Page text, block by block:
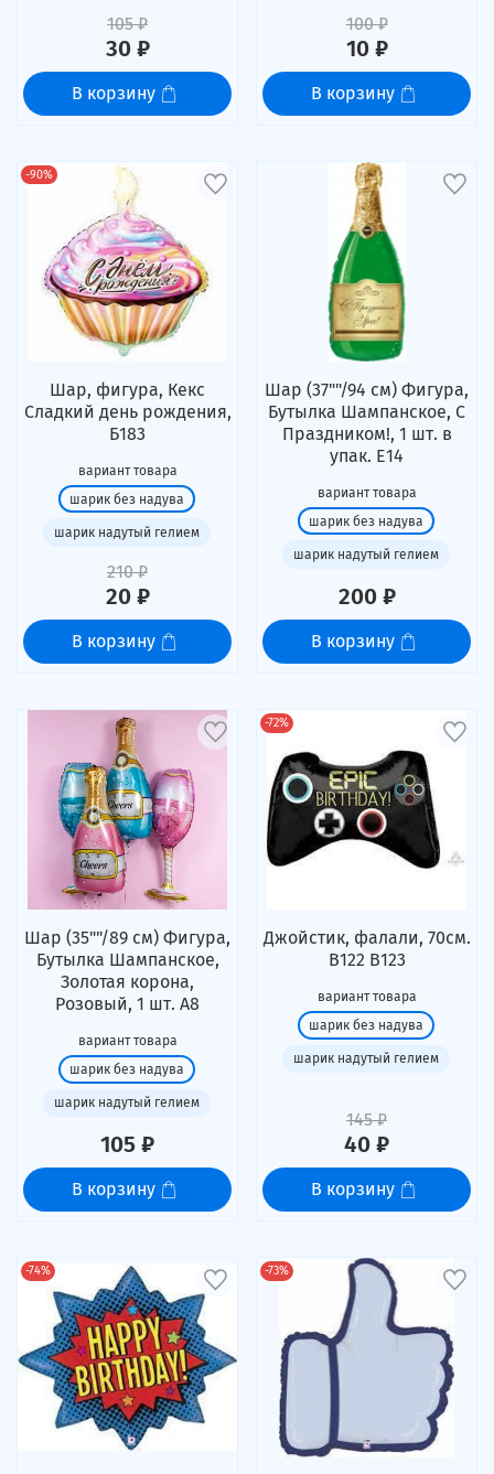
105 ₽
30 ₽
В корзину
100 ₽
10 ₽
В корзину
-90%
Шар, фигура, Кекс
Сладкий день рождения,
Б183
вариант товара
шарик без надува
шарик надутый гелием
210 ₽
20 ₽
В корзину
Шар (37""/94 см) Фигура,
Бутылка Шампанское, С
Праздником!, 1 шт. в
упак. Е14
вариант товара
шарик без надува
шарик надутый гелием
200 ₽
В корзину
Шар (35""/89 см) Фигура,
Бутылка Шампанское,
Золотая корона,
Розовый, 1 шт. А8
вариант товара
шарик без надува
шарик надутый гелием
105 ₽
В корзину
-72%
Джойстик, фалали, 70см.
В122 В123
вариант товара
шарик без надува
шарик надутый гелием
145 ₽
40 ₽
В корзину
-74% -73%